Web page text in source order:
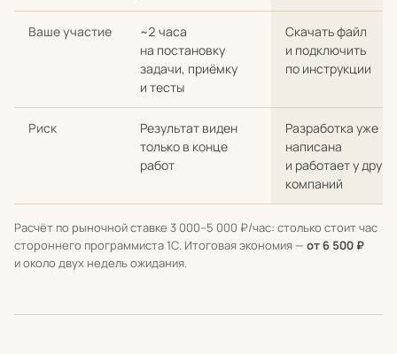
Ваше участие
~2 часа
на постановку
задачи, приёмку
и тесты
Скачать файл
и подключить
по инструкции
Риск
Результат виден
только в конце
работ
Разработка уже
написана
и работает у
компаний
Расчёт по рыночной ставке 3 000–5 000 ₽/час: столько стоит час
стороннего программиста 1С. Итоговая экономия —от 6 500 ₽
и около двух недель ожидания.